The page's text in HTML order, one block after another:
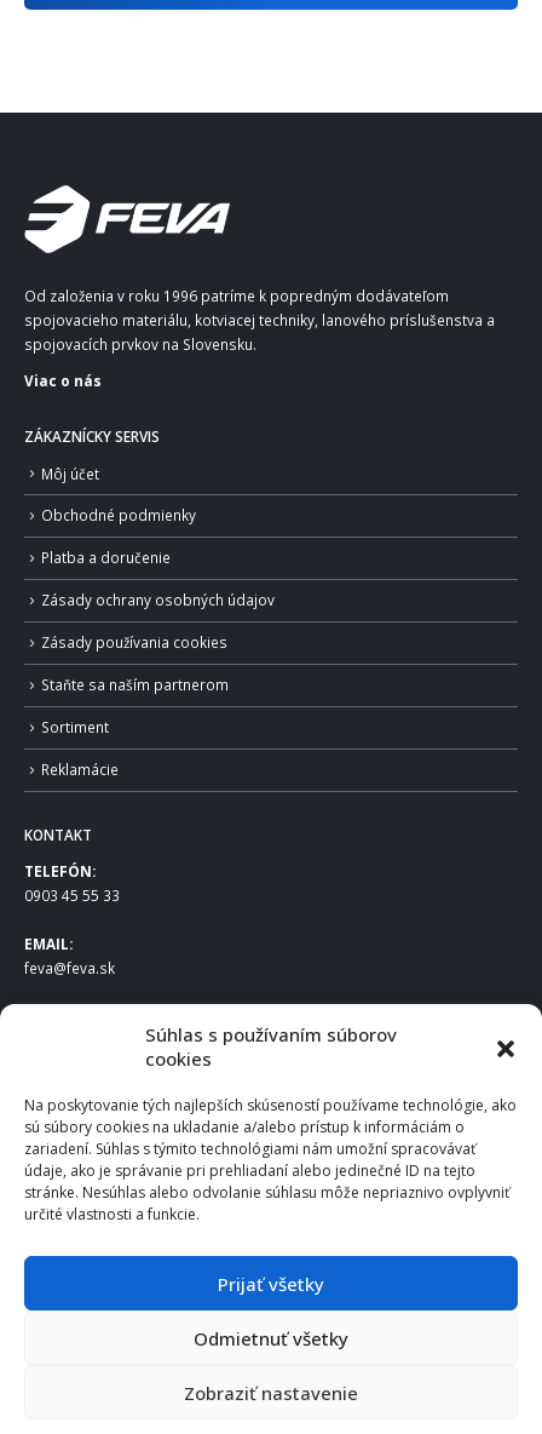
Súhlas s používaním súborov
cookies
Na poskytovanie tých najlepších skúseností používame technológie, ako
sú súbory cookies na ukladanie a/alebo prístup k informáciám o
zariadení. Súhlas s týmito technológiami nám umožní spracovávať
údaje, ako je správanie pri prehliadaní alebo jedinečné ID na tejto
stránke. Nesúhlas alebo odvolanie súhlasu môže nepriaznivo ovplyvniť
určité vlastnosti a funkcie.
Prijať všetky
Odmietnuť všetky
Zobraziť nastavenie
Od založenia v roku 1996 patríme k popredným dodávateľom
spojovacieho materiálu, kotviacej techniky, lanového príslušenstva a
spojovacích prvkov na Slovensku.
Viac o nás
ZÁKAZNÍCKY SERVIS
Môj účet
Obchodné podmienky
Platba a doručenie
Zásady ochrany osobných údajov
Zásady používania cookies
Staňte sa naším partnerom
Sortiment
Reklamácie
KONTAKT
TELEFÓN:
0903 45 55 33
EMAIL:
feva@feva.sk
FEVA Slovakia SK s.r.o.
831 04 Bratislava
IČO: 50922688
DIČ: 2120539388
IČ DPH: SK2120539388
Po – Pia: 8:00 – 16:30